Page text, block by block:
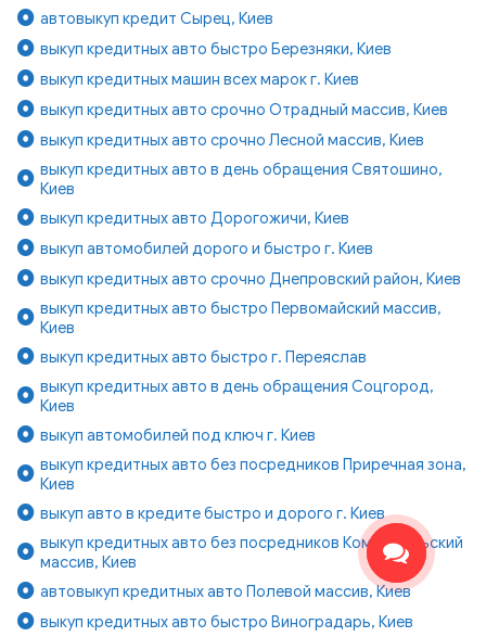
автовыкуп кредит Сырец, Киев
выкуп кредитных авто быстро Березняки, Киев
выкуп кредитных машин всех марок г. Киев
выкуп кредитных авто срочно Отрадный массив, Киев
выкуп кредитных авто срочно Лесной массив, Киев
выкуп кредитных авто в день обращения Святошино,
Киев
выкуп кредитных авто Дорогожичи, Киев
выкуп автомобилей дорого и быстро г. Киев
выкуп кредитных авто срочно Днепровский район, Киев
выкуп кредитных авто быстро Первомайский массив,
Киев
выкуп кредитных авто быстро г. Переяслав
выкуп кредитных авто в день обращения Соцгород,
Киев
выкуп автомобилей под ключ г. Киев
выкуп кредитных авто без посредников Приречная зона,
Киев
выкуп авто в кредите быстро и дорого г. Киев
выкуп кредитных авто без посредников Комсомольский
массив, Киев
автовыкуп кредитных авто Полевой массив, Киев
выкуп кредитных авто быстро Виноградарь, Киев